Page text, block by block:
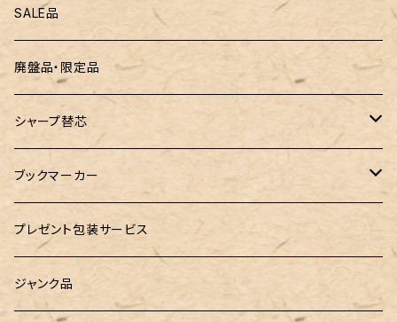
ZEBRA（ゼブラ）
ROMEO（ロメオ）
こぶた工房
島田小割製材所
Ystudio（ワイスタジオ）
LOGステーショナリー
黒板
跳び箱小物入れ
バランスゲーム（3種の木のおもちゃ）
どんぐりころころ（木のおもちゃ）
ラジオメーター
Tempo Drop（テンポドロップ）
SALE品
廃盤品・限定品
シャープ替芯
ぺんてる
廃盤品 Ain シュタイン 0.3
廃盤品 Ain シュタイン 0.2
ブックマーカー
ペーパーペン by if
プレゼント包装サービス
ジャンク品